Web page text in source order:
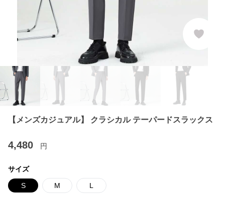
【メンズカジュアル】 クラシカル テーパードスラックス
4,480 円
サイズ
S M L